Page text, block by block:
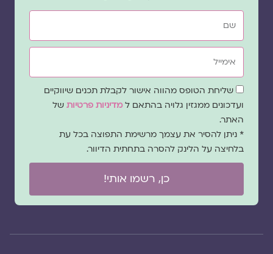
שם
אימייל
שדהשליחת הטופס מהווה אישור לקבלת תכנים שיווקיים
ועדכונים ממגזין גלויה בהתאם ל מדיניות פרטיותשל
האתר.
* ניתן להסיר את עצמך מרשימת התפוצה בכל עת
בלחיצה על הלינק להסרה בתחתית הדיוור.
כן, רשמו אותי!